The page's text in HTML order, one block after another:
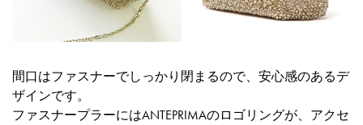
間口はファスナーでしっかり閉まるので、安心感のあるデ
ザインです。
ファスナープラーにはANTEPRIMAのロゴリングが、アクセ